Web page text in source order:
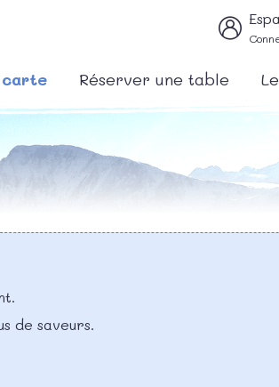
Réserver une table
de saveurs.